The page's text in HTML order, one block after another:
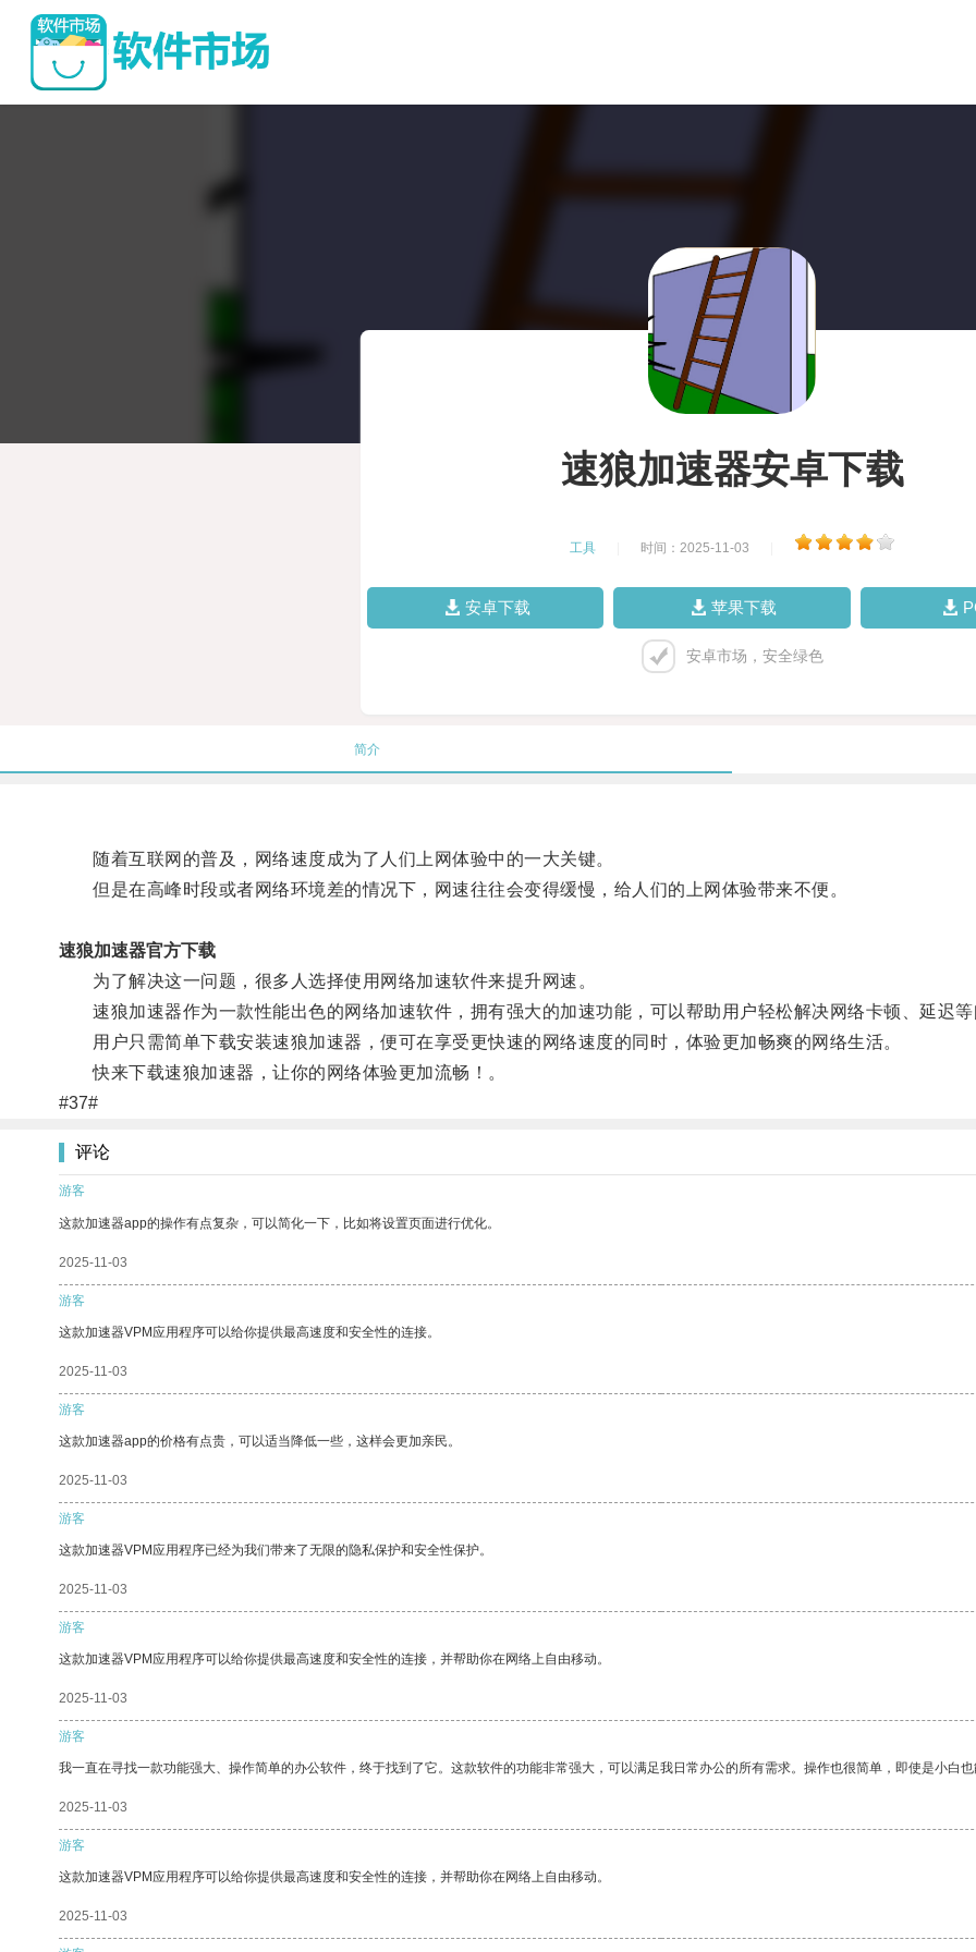
速狼加速器安卓下载
工具 时间：2025-11-03
安卓下载 苹果下载
安卓市场，安全绿色
简介
随着互联网的普及，网络速度成为了人们上网体验中的一大关键。
但是在高峰时段或者网络环境差的情况下，网速往往会变得缓慢，给人们的上网体验带来不便。
速狼加速器官方下载
为了解决这一问题，很多人选择使用网络加速软件来提升网速。
速狼加速器作为一款性能出色的网络加速软件，拥有强大的加速功能，可以帮助用户轻松解决网络卡顿、延迟等
用户只需简单下载安装速狼加速器，便可在享受更快速的网络速度的同时，体验更加畅爽的网络生活。
快来下载速狼加速器，让你的网络体验更加流畅！。
#37#
评论
游客
这款加速器app的操作有点复杂，可以简化一下，比如将设置页面进行优化。
2025-11-03
游客
这款加速器VPM应用程序可以给你提供最高速度和安全性的连接。
2025-11-03
游客
这款加速器app的价格有点贵，可以适当降低一些，这样会更加亲民。
2025-11-03
游客
这款加速器VPM应用程序已经为我们带来了无限的隐私保护和安全性保护。
2025-11-03
游客
这款加速器VPM应用程序可以给你提供最高速度和安全性的连接，并帮助你在网络上自由移动。
2025-11-03
游客
我一直在寻找一款功能强大、操作简单的办公软件，终于找到了它。这款软件的功能非常强大，可以满足我日常办公的所有需求。操作也很简单，即使是小白也
2025-11-03
游客
这款加速器VPM应用程序可以给你提供最高速度和安全性的连接，并帮助你在网络上自由移动。
2025-11-03